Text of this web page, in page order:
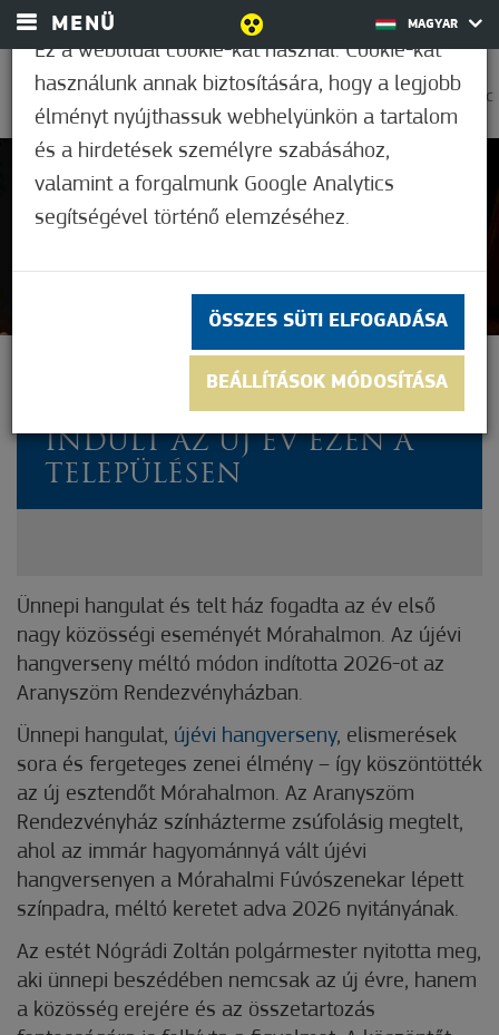
MENÜ MAGYAR
0
36,2°C
Nem értékelt
TELT HÁZAS ÚJÉVI
HANGVERSENNYEL
INDULT AZ ÚJ ÉV EZEN A
TELEPÜLÉSEN
Ünnepi hangulat és telt ház fogadta az év első
nagy közösségi eseményét Mórahalmon. Az újévi
hangverseny méltó módon indította 2026-ot az
Aranyszöm Rendezvényházban.
Ünnepi hangulat, újévi hangverseny, elismerések
sora és fergeteges zenei élmény – így köszöntötték
az új esztendőt Mórahalmon. Az Aranyszöm
Rendezvényház színházterme zsúfolásig megtelt,
ahol az immár hagyománnyá vált újévi
hangversenyen a Mórahalmi Fúvószenekar lépett
színpadra, méltó keretet adva 2026 nyitányának.
Az estét Nógrádi Zoltán polgármester nyitotta meg,
aki ünnepi beszédében nemcsak az új évre, hanem
a közösség erejére és az összetartozás
Ez a weboldal cookie-kat használ. Cookie-kat
használunk annak biztosítására, hogy a legjobb
élményt nyújthassuk webhelyünkön a tartalom
és a hirdetések személyre szabásához,
valamint a forgalmunk Google Analytics
segítségével történő elemzéséhez.
ÖSSZES SÜTI ELFOGADÁSA
BEÁLLÍTÁSOK MÓDOSÍTÁSA